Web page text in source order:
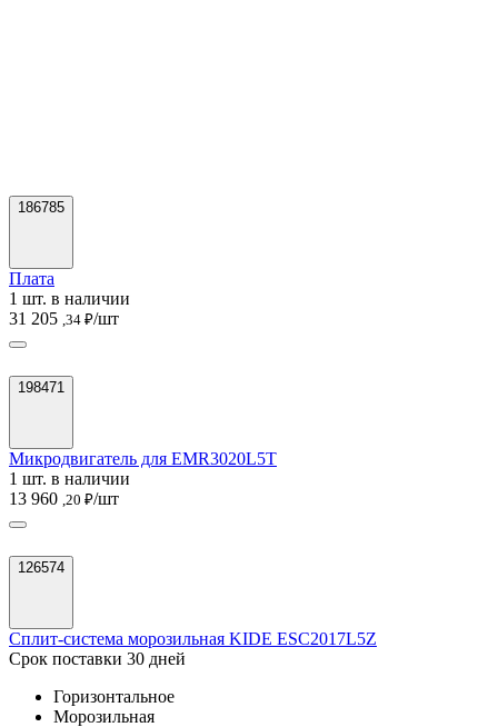
186785
Плата
1 шт. в наличии
31 205 ,34 ₽/шт
198471
Микродвигатель для EMR3020L5T
1 шт. в наличии
13 960 ,20 ₽/шт
126574
Сплит-система морозильная KIDE ESC2017L5Z
Срок поставки 30 дней
Горизонтальное
Морозильная